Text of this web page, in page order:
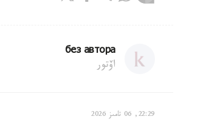
без автора
اۆتور
22:29, 06 تامىز 2026